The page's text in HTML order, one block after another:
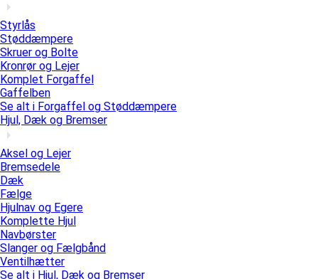
Styrlås
Støddæmpere
Skruer og Bolte
Kronrør og Lejer
Komplet Forgaffel
Gaffelben
Se alt i Forgaffel og Støddæmpere
Hjul, Dæk og Bremser
Aksel og Lejer
Bremsedele
Dæk
Fælge
Hjulnav og Egere
Komplette Hjul
Navbørster
Slanger og Fælgbånd
Ventilhætter
Se alt i Hjul, Dæk og Bremser